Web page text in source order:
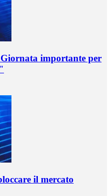
importante per
il mercato